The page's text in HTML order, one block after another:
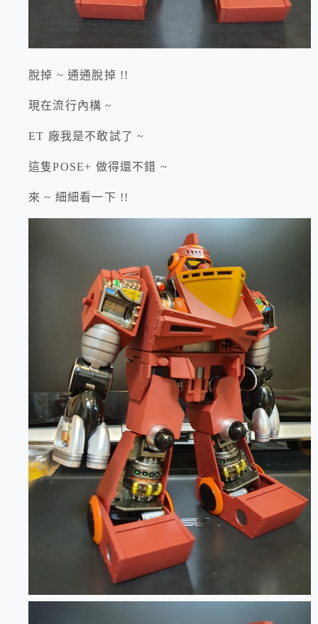
脫掉 ~ 通通脫掉 !!
現在流行內構 ~
ET 廠我是不敢試了 ~
這隻POSE+ 做得還不錯 ~
來 ~ 細細看一下 !!